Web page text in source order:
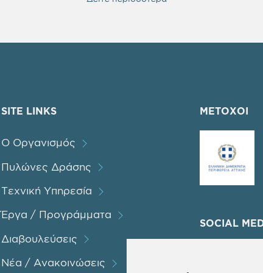
SITE LINKS
Ο Οργανισμός
Πυλώνες Δράσης
Τεχνική Υπηρεσία
Έργα / Προγράμματα
Διαβουλεύσεις
Νέα / Ανακοινώσεις
ΜΕΤΟΧΟΙ
SOCIAL